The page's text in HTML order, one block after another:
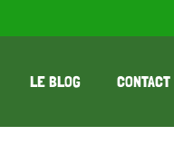
LE BLOG CONTACT